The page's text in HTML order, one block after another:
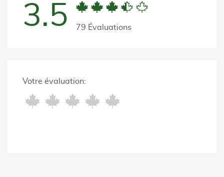
3.5 79 Évaluations
Votre évaluation: